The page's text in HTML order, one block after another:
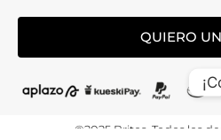
QUIERO
©2025 Britos. Todos los